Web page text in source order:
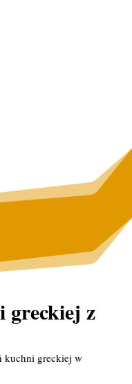
greckiej z
kuchni greckiej w